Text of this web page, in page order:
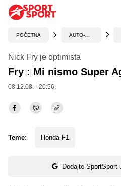
POČETNA
Nick Fry je optimista
Fry : Mi nismo Super
08.12.08. - 20:56,
Teme: Honda F1
Dodajte SportSport